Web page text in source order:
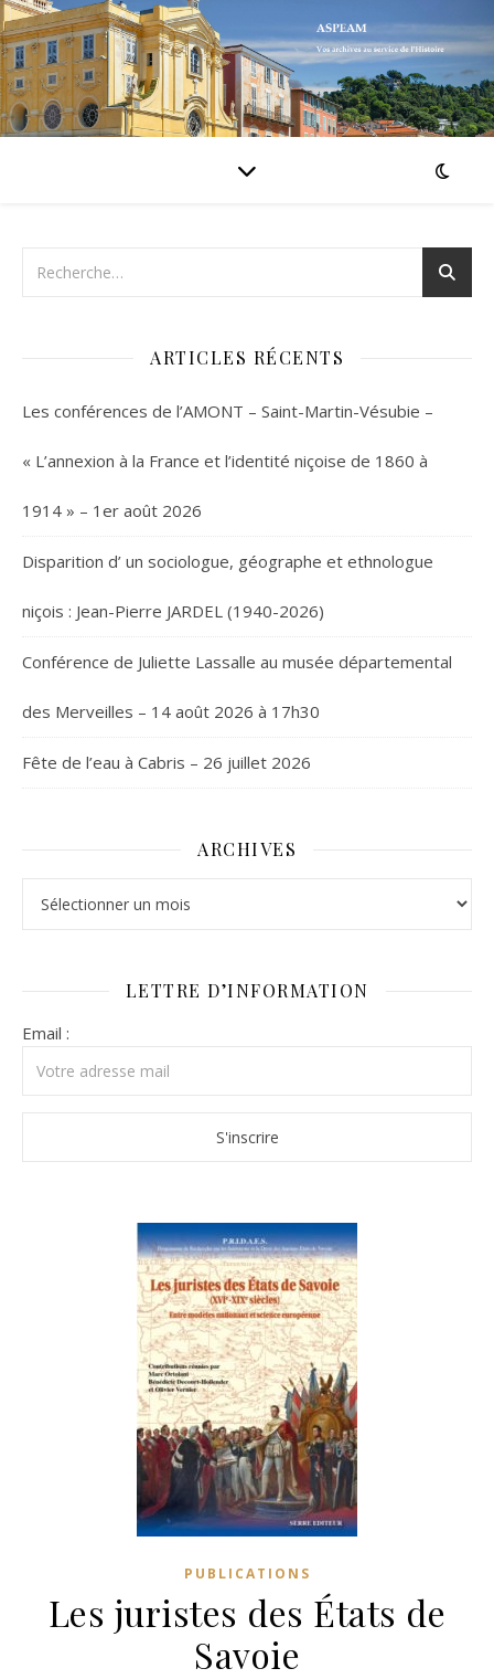
ARTICLES RÉCENTS
Les conférences de l’AMONT – Saint-Martin-Vésubie –
« L’annexion à la France et l’identité niçoise de 1860 à
1914 » – 1er août 2026
Disparition d’ un sociologue, géographe et ethnologue
niçois : Jean-Pierre JARDEL (1940-2026)
Conférence de Juliette Lassalle au musée départemental
des Merveilles – 14 août 2026 à 17h30
Fête de l’eau à Cabris – 26 juillet 2026
ARCHIVES
LETTRE D’INFORMATION
Email :
PUBLICATIONS
Les juristes des États de
Savoie